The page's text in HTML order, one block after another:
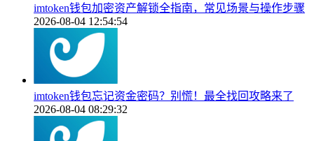
imtoken钱包加密资产解锁全指南，常见场景与操作步骤
2026-08-04 12:54:54
imtoken钱包忘记资金密码？别慌！最全找回攻略来了
2026-08-04 08:29:32